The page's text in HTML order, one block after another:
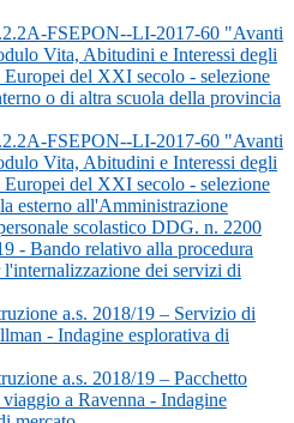
FSEPON--LI-2017-60 "Avanti
Vita, Abitudini e Interessi degli
Europei del XXI secolo - selezione
o di altra scuola della provincia
FSEPON--LI-2017-60 "Avanti
Vita, Abitudini e Interessi degli
Europei del XXI secolo - selezione
esterno all'Amministrazione
scolastico DDG. n. 2200
- Bando relativo alla procedura
l'internalizzazione dei servizi di
a.s. 2018/19 – Servizio di
- Indagine esplorativa di
a.s. 2018/19 – Pacchetto
a Ravenna - Indagine